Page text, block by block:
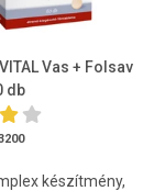
Vas + Folsav
db
készítmény,